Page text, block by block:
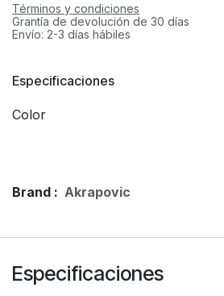
Términos y condiciones
Grantía de devolución de 30 días
Envío: 2-3 días hábiles
Especificaciones
Color
Brand : Akrapovic
Especificaciones